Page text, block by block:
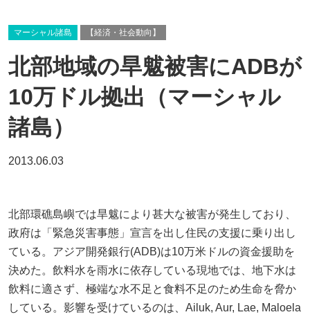
マーシャル諸島 【経済・社会動向】
北部地域の旱魃被害にADBが
10万ドル拠出（マーシャル
諸島）
2013.06.03
北部環礁島嶼では旱魃により甚大な被害が発生しており、
政府は「緊急災害事態」宣言を出し住民の支援に乗り出し
ている。アジア開発銀行(ADB)は10万米ドルの資金援助を
決めた。飲料水を雨水に依存している現地では、地下水は
飲料に適さず、極端な水不足と食料不足のため生命を脅か
している。影響を受けているのは、Ailuk, Aur, Lae, Maloela